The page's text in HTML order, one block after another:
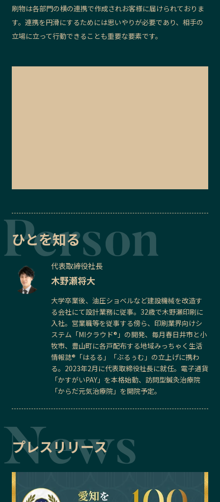
刷物は各部門の横の連携で作成されお客様に届けられておりま
す。連携を円滑にするためには思いやりが必要であり、相手の
立場に立って行動できることも重要な要素です。
ひとを知る
代表取締役社長
木野瀬将大
大学卒業後、油圧ショベルなど建設機械を改造す
る会社にて設計業務に従事。32歳で木野瀬印刷に
入社。営業職等を従事する傍ら、印刷業界向けシ
ステム「MIクラウド®」の開発、毎月春日井市と小
牧市、豊山町に各戸配布する地域みっちゃく生活
情報誌®「はるる」「ぶるぅむ」の立上げに携わ
る。2023年2月に代表取締役社長に就任。電子通貨
「かすがいPAY」を本格始動、訪問型鍼灸治療院
「からだ元気治療院」を開院予定。
プレスリリース